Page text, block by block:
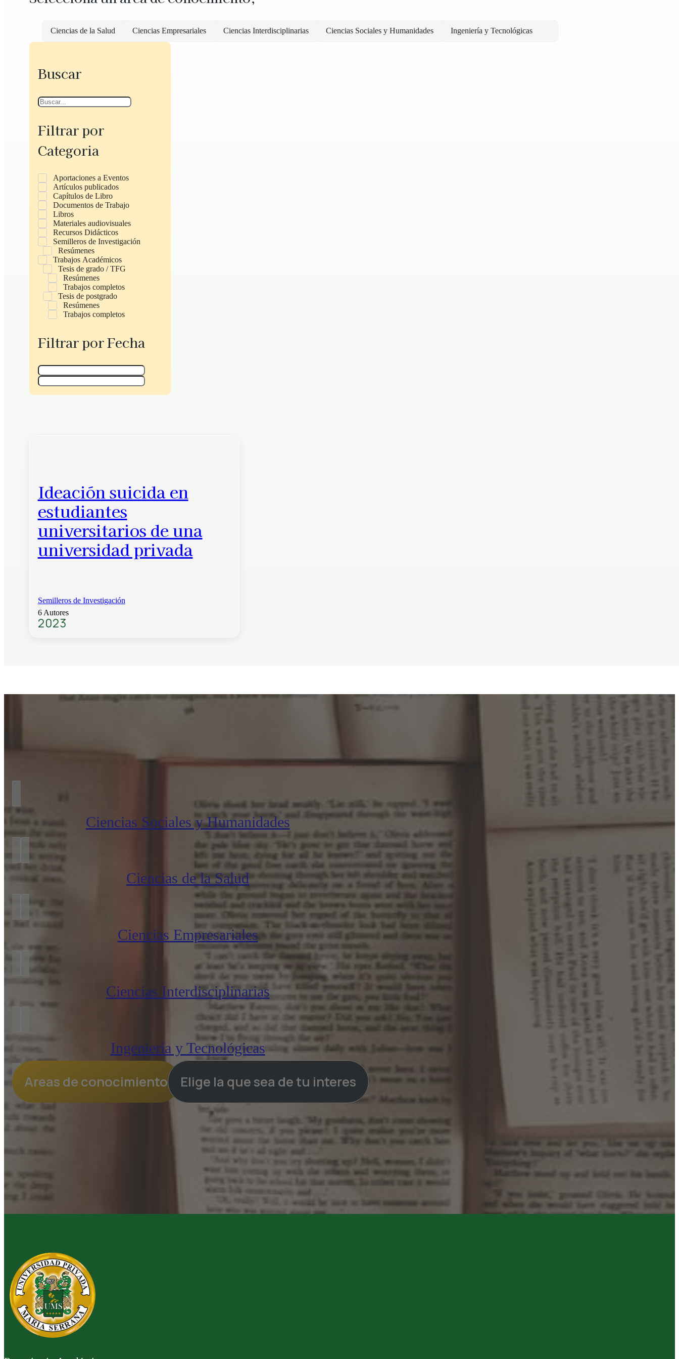
Ciencias de la Salud Ciencias Empresariales Ciencias Interdisciplinarias Ciencias Sociales y Humanidades Ingeniería y Tecnológicas
Buscar
Filtrar por
Categoria
Aportaciones a Eventos
Artículos publicados
Capítulos de Libro
Documentos de Trabajo
Libros
Materiales audiovisuales
Recursos Didácticos
Semilleros de Investigación
Resúmenes
Trabajos Académicos
Tesis de grado / TFG
Resúmenes
Trabajos completos
Tesis de postgrado
Resúmenes
Trabajos completos
Filtrar por Fecha
Ideación suicida en
estudiantes
universitarios de una
universidad privada
Semilleros de Investigación
6 Autores
2023
Ciencias Sociales y Humanidades
Ciencias de la Salud
Ciencias Empresariales
Ciencias Interdisciplinarias
Ingeniería y Tecnológicas
Areas de conocimiento Elige la que sea de tu interes